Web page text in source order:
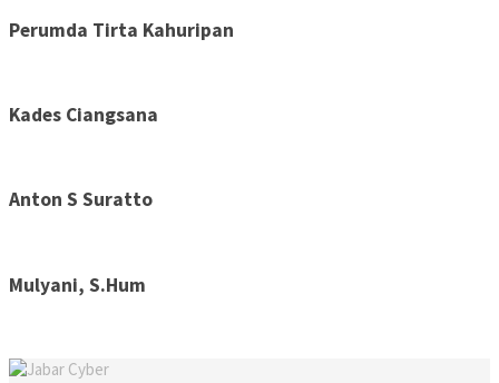
Perumda Tirta Kahuripan
Kades Ciangsana
Anton S Suratto
Mulyani, S.Hum